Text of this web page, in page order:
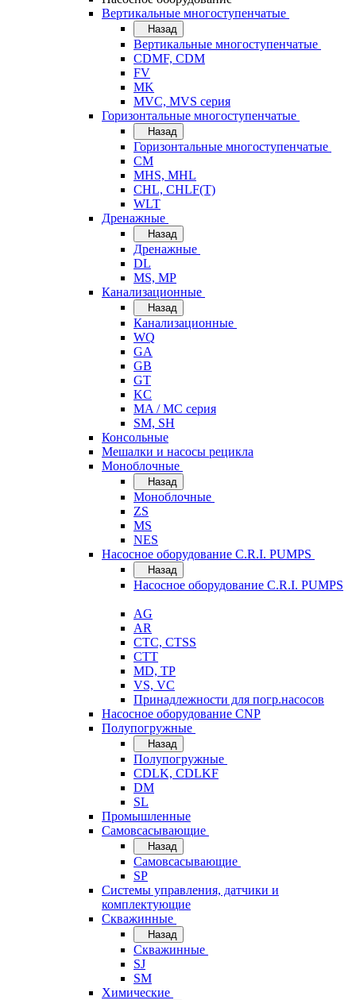
Вертикальные многоступенчатые
Назад
Вертикальные многоступенчатые
CDMF, CDM
FV
MK
MVC, MVS серия
Горизонтальные многоступенчатые
Назад
Горизонтальные многоступенчатые
CM
MHS, MHL
CHL, CHLF(T)
WLT
Дренажные
Назад
Дренажные
DL
MS, MP
Канализационные
Назад
Канализационные
WQ
GA
GB
GT
KC
MA / MC серия
SM, SH
Консольные
Мешалки и насосы рецикла
Моноблочные
Назад
Моноблочные
ZS
MS
NES
Насосное оборудование C.R.I. PUMPS
Назад
Насосное оборудование C.R.I. PUMPS
AG
AR
CTC, CTSS
CTT
MD, TP
VS, VC
Принадлежности для погр.насосов
Насосное оборудование CNP
Полупогружные
Назад
Полупогружные
CDLK, CDLKF
DM
SL
Промышленные
Самовсасывающие
Назад
Самовсасывающие
SP
Системы управления, датчики и
комплектующие
Скважинные
Назад
Скважинные
SJ
SM
Химические